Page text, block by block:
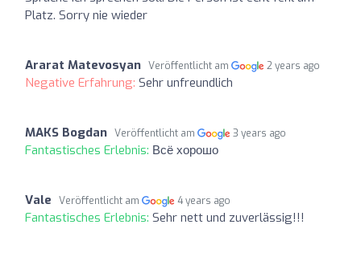
Platz. Sorry nie wieder
Ararat Matevosyan Veröffentlicht am 2 years ago
Negative Erfahrung: Sehr unfreundlich
MAKS Bogdan Veröffentlicht am 3 years ago
Fantastisches Erlebnis: Всё хорошо
Vale Veröffentlicht am 4 years ago
Fantastisches Erlebnis: Sehr nett und zuverlässig!!!